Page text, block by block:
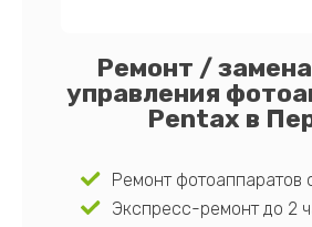
Ремонт /
управления
Pentax в
Ремонт фотоаппаратов
Экспресс-ремонт до 2